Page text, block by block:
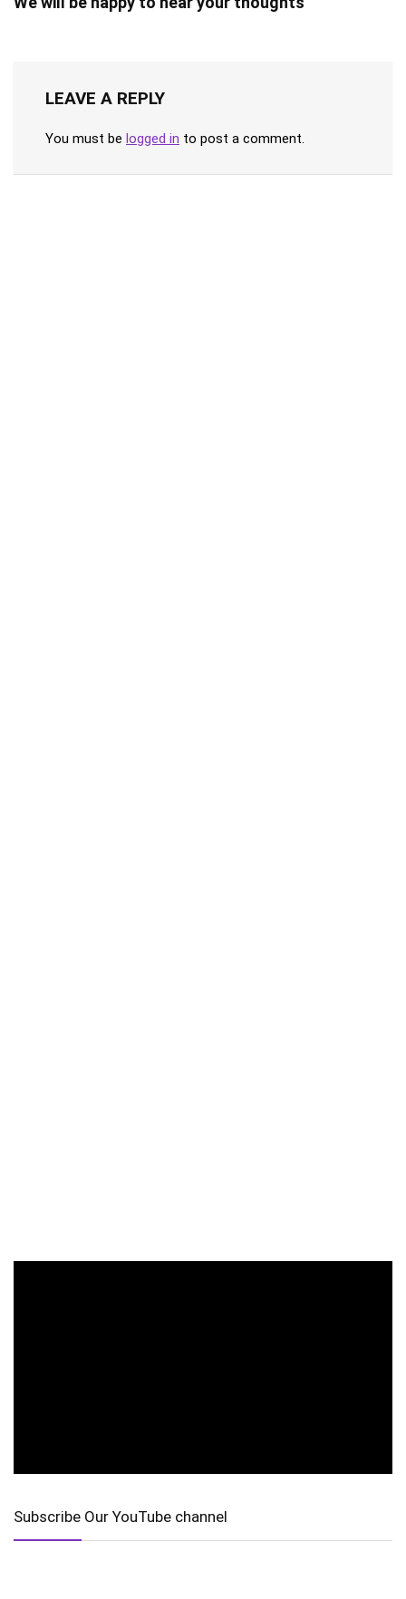
LEAVE A REPLY
You must be logged in to post a comment.
Subscribe Our YouTube channel